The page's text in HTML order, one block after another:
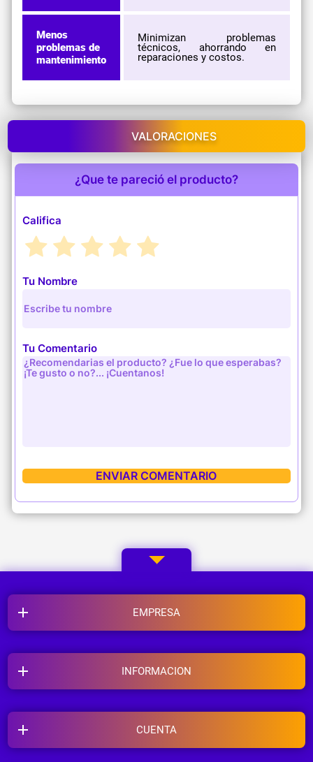
Menos
problemas de
mantenimiento
Minimizan problemas
técnicos, ahorrando en
reparaciones y costos.
VALORACIONES
¿Que te pareció el producto?
Califica
Tu Nombre
Tu Comentario
EMPRESA
INFORMACION
CUENTA